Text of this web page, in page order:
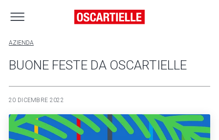
AZIENDA
BUONE FESTE DA OSCARTIELLE
20 DICEMBRE 2022